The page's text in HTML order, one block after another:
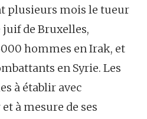
plusieurs mois le tueur
de Bruxelles,
hommes en Irak, et
en Syrie. Les
à établir avec
à mesure de ses